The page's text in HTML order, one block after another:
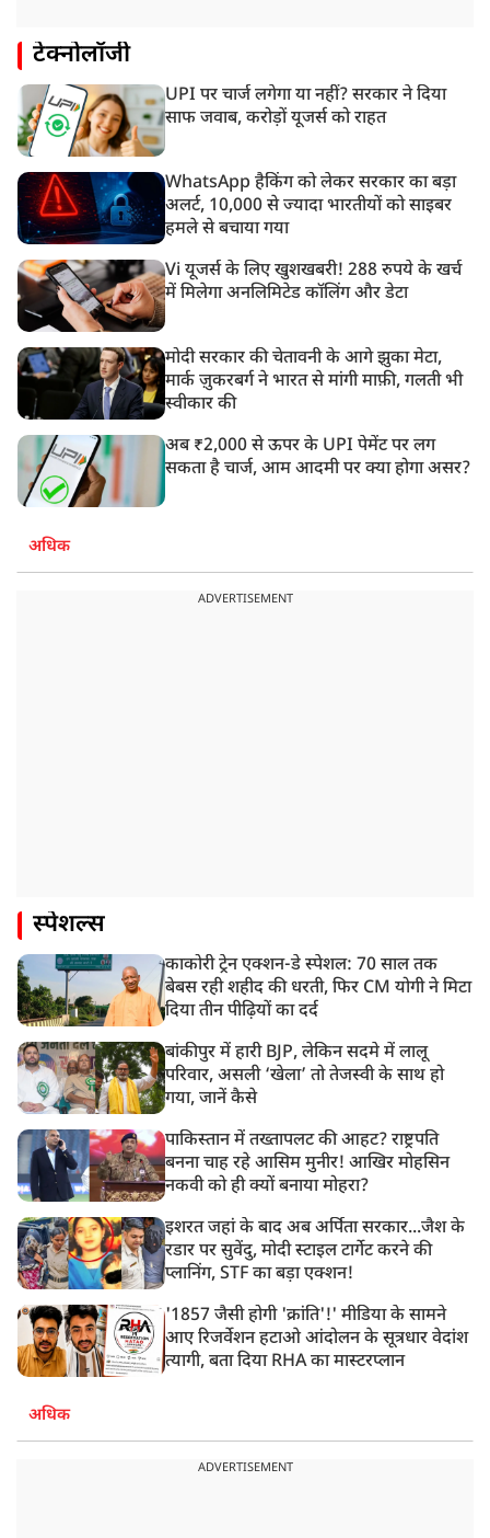
टेक्नोलॉजी
UPI पर चार्ज लगेगा या नहीं? सरकार ने दिया
साफ जवाब, करोड़ों यूजर्स को राहत
WhatsApp हैकिंग को लेकर सरकार का बड़ा
अलर्ट, 10,000 से ज्यादा भारतीयों को साइबर
हमले से बचाया गया
Vi यूजर्स के लिए खुशखबरी! 288 रुपये के खर्च
में मिलेगा अनलिमिटेड कॉलिंग और डेटा
मोदी सरकार की चेतावनी के आगे झुका मेटा,
मार्क ज़ुकरबर्ग ने भारत से मांगी माफ़ी, गलती भी
स्वीकार की
अब ₹2,000 से ऊपर के UPI पेमेंट पर लग
सकता है चार्ज, आम आदमी पर क्या होगा असर?
अधिक
ADVERTISEMENT
स्पेशल्स
काकोरी ट्रेन एक्शन-डे स्पेशल: 70 साल तक
बेबस रही शहीद की धरती, फिर CM योगी ने मिटा
दिया तीन पीढ़ियों का दर्द
बांकीपुर में हारी BJP, लेकिन सदमे में लालू
परिवार, असली ‘खेला’ तो तेजस्वी के साथ हो
गया, जानें कैसे
पाकिस्तान में तख्तापलट की आहट? राष्ट्रपति
बनना चाह रहे आसिम मुनीर! आखिर मोहसिन
नकवी को ही क्यों बनाया मोहरा?
इशरत जहां के बाद अब अर्पिता सरकार...जैश के
रडार पर सुवेंदु, मोदी स्टाइल टार्गेट करने की
प्लानिंग, STF का बड़ा एक्शन!
'1857 जैसी होगी 'क्रांति'!' मीडिया के सामने
आए रिजर्वेशन हटाओ आंदोलन के सूत्रधार वेदांश
त्यागी, बता दिया RHA का मास्टरप्लान
अधिक
ADVERTISEMENT